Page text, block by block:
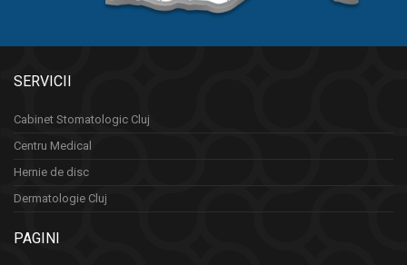
SERVICII
Cabinet Stomatologic Cluj
Centru Medical
Hernie de disc
Dermatologie Cluj
PAGINI